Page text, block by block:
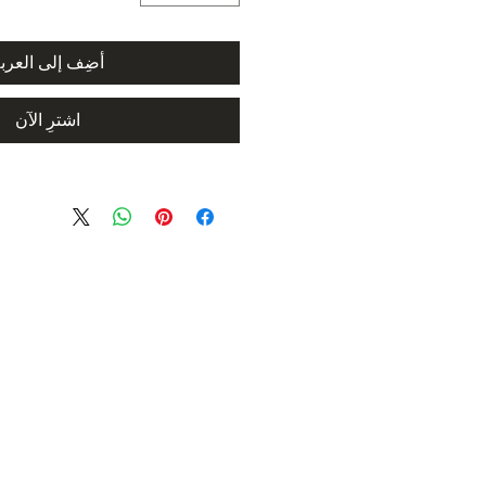
أضِف إلى
اشترِ الآن